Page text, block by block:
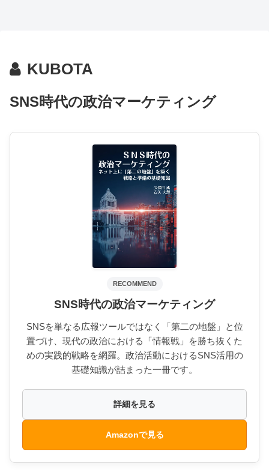
KUBOTA
SNS時代の政治マーケティング
RECOMMEND
SNS時代の政治マーケティング
SNSを単なる広報ツールではなく「第二の地盤」と位
置づけ、現代の政治における「情報戦」を勝ち抜くた
めの実践的戦略を網羅。政治活動におけるSNS活用の
基礎知識が詰まった一冊です。
詳細を見る
Amazonで見る